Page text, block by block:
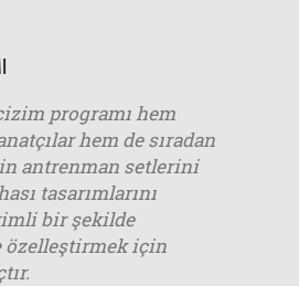
programı hem
hem de sıradan
antrenman setlerini
tasarımlarını
bir şekilde
özelleştirmek için